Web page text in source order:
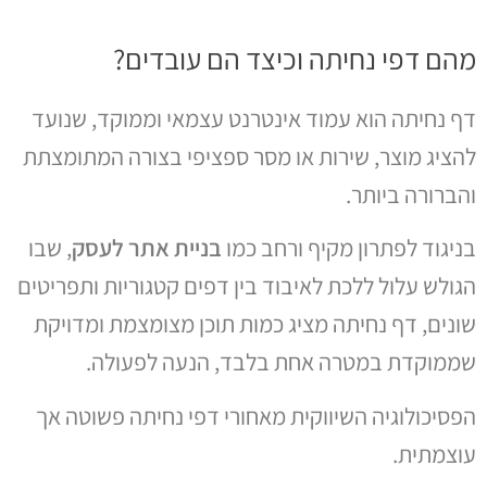
מהם דפי נחיתה וכיצד הם עובדים?
דף נחיתה הוא עמוד אינטרנט עצמאי וממוקד, שנועד
להציג מוצר, שירות או מסר ספציפי בצורה המתומצתת
והברורה ביותר.
בניגוד לפתרון מקיף ורחב כמו בניית אתר לעסק, שבו
הגולש עלול ללכת לאיבוד בין דפים קטגוריות ותפריטים
שונים, דף נחיתה מציג כמות תוכן מצומצמת ומדויקת
שממוקדת במטרה אחת בלבד, הנעה לפעולה.
הפסיכולוגיה השיווקית מאחורי דפי נחיתה פשוטה אך
עוצמתית.